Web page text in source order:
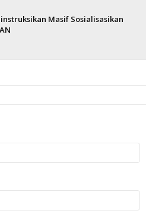
Masif Sosialisasikan